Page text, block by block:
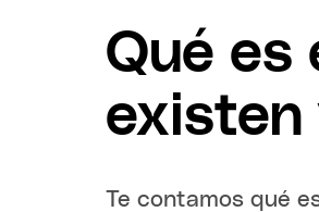
Qué es
existen
Te contamos qué